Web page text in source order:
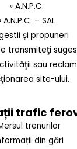
» A.N.P.C.
A.N.P.C. – SAL
și propuneri
transmiteţi
sau
site-ului.
trafic
trenurilor
din gări